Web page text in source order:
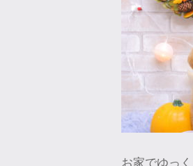
お家でゆっ